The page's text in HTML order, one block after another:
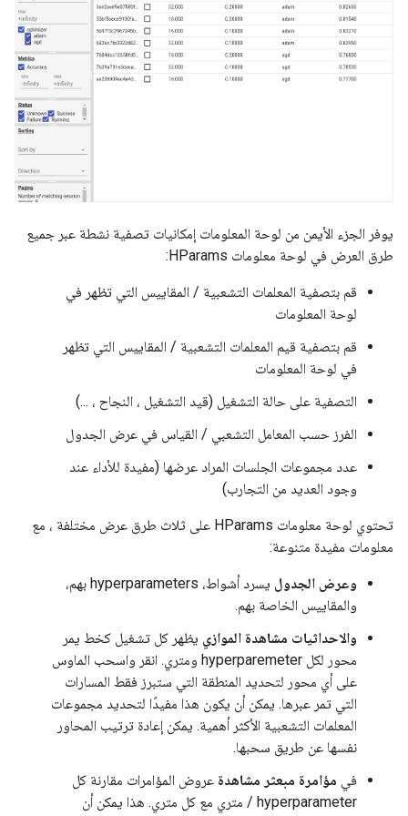
يوفر الجزء الأيمن من لوحة المعلومات إمكانيات تصفية نشطة عبر جميع
طرق العرض في لوحة معلومات HParams:
قم بتصفية المعلمات التشعبية / المقاييس التي تظهر في
لوحة المعلومات
قم بتصفية قيم المعلمات التشعبية / المقاييس التي تظهر
في لوحة المعلومات
التصفية على حالة التشغيل (قيد التشغيل ، النجاح ، ...)
الفرز حسب المعامل التشعبي / القياس في عرض الجدول
عدد مجموعات الجلسات المراد عرضها (مفيدة للأداء عند
وجود العديد من التجارب)
تحتوي لوحة معلومات HParams على ثلاث طرق عرض مختلفة ، مع
معلومات مفيدة متنوعة:
وعرض الجدول
يسرد أشواط، hyperparameters بهم،
والمقاييس الخاصة بهم.
والاحداثيات مشاهدة الموازي يظهر كل تشغيل كخط يمر
محور لكل hyperparemeter ومتري. انقر واسحب الماوس
على أي محور لتحديد المنطقة التي ستبرز فقط المسارات
التي تمر عبرها. يمكن أن يكون هذا مفيدًا لتحديد مجموعات
المعلمات التشعبية الأكثر أهمية. يمكن إعادة ترتيب المحاور
نفسها عن طريق سحبها.
في مؤامرة مبعثر مشاهدة عروض المؤامرات مقارنة كل
hyperparameter / متري مع كل متري. هذا يمكن أن